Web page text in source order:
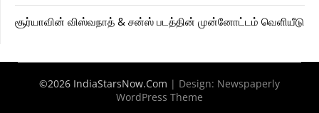
சூர்யாவின் விஸ்வநாத் & சன்ஸ் படத்தின் முன்னோட்டம் வெளியீடு
©2026 IndiaStarsNow.Com | Design: Newspaperly
WordPress Theme